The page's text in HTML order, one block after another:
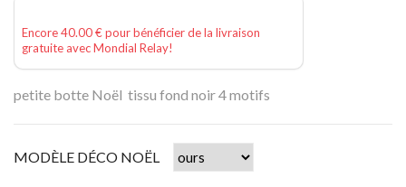
Encore 40.00 € pour bénéficier de la livraison
gratuite avec Mondial Relay!
petite botte Noël tissu fond noir 4 motifs
MODÈLE DÉCO NOËL